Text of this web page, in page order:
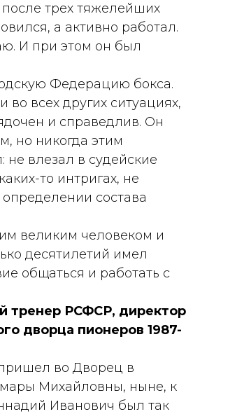
после трех тяжелейших
а активно работал.
И при этом он был
Федерацию бокса.
во всех других ситуациях,
и справедлив. Он
но никогда этим
не влезал в судейские
то интригах, не
состава
великим человеком и
десятилетий имел
общаться и работать с
тренер РСФСР, директор
дворца пионеров 1987-
во Дворец в
Михайловны, ныне, к
Иванович был так